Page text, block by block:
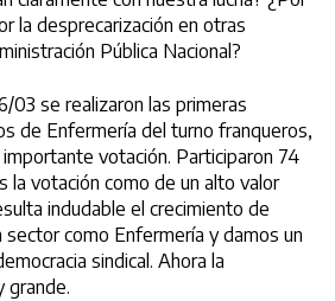
la desprecarización en otras
Pública Nacional?
03 se realizaron las primeras
de Enfermería del turno franqueros,
votación. Participaron 74
la votación como de un alto valor
indudable el crecimiento de
sector como Enfermería y damos un
sindical. Ahora la
grande.